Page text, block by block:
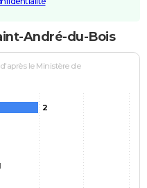
André-du-Bois
le Ministère de
2